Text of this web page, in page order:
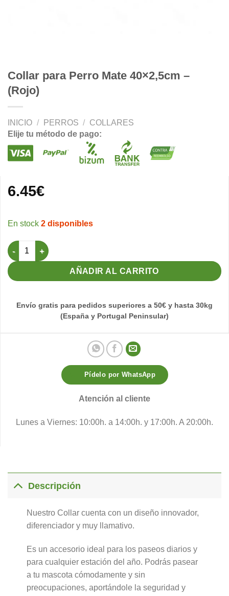
Collar para Perro Mate 40×2,5cm –
(Rojo)
INICIO / PERROS / COLLARES
Elije tu método de pago:
6.45€
2 disponibles
Collar para Perro Mate 40x2,5cm - (Rojo) cantidad
AÑADIR AL CARRITO
Envío gratis para pedidos superiores a 50€ y hasta 30kg
(España y Portugal Peninsular)
Pídelo por WhatsApp
Atención al cliente
Lunes a Viernes: 10:00h. a 14:00h. y 17:00h. A 20:00h.
Descripción
Nuestro Collar cuenta con un diseño innovador,
diferenciador y muy llamativo.
Es un accesorio ideal para los paseos diarios y
para cualquier estación del año. Podrás pasear
a tu mascota cómodamente y sin
preocupaciones, aportándole la seguridad y